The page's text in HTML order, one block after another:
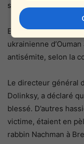
sur un monument à
En septembre, un
ukrainienne
antisémite, selon la
Le directeur général
Dolinksy, a déclaré
blessé. D’autres
victime, étaient en
rabbin Nachman à